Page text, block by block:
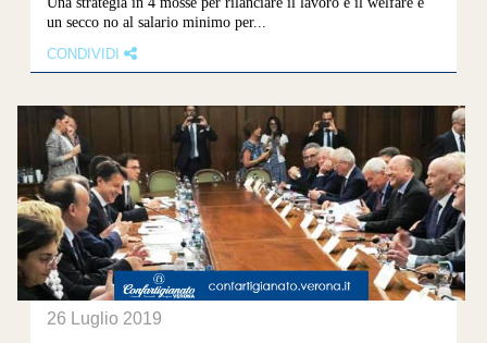
un secco no al salario minimo per...
CONDIVIDI
26 Luglio 2019